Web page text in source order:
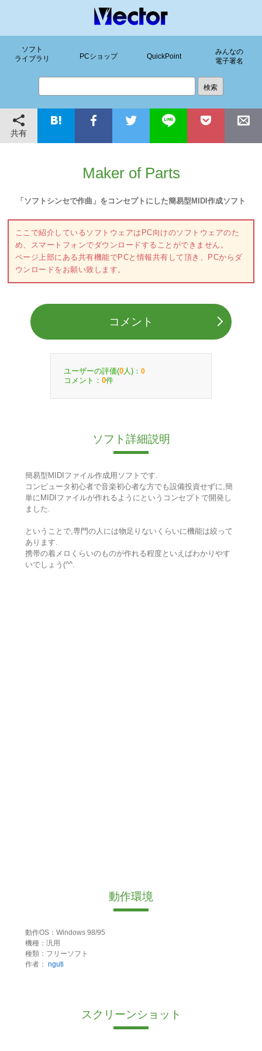
ソフト
ライブラリ
PCショップ QuickPoint
みんなの
電子署名
共有
Maker of Parts
「ソフトシンセで作曲」をコンセプトにした簡易型MIDI作成ソフト
ここで紹介しているソフトウェアはPC向けのソフトウェアのた
め、スマートフォンでダウンロードすることができません。
ページ上部にある共有機能でPCと情報共有して頂き、PCからダ
ウンロードをお願い致します。
コメント
ユーザーの評価(0 人)： 0
コメント： 0件
ソフト詳細説明
簡易型MIDIファイル作成用ソフトです.
コンピュータ初心者で音楽初心者な方でも設備投資せずに,簡
単にMIDIファイルが作れるようにというコンセプトで開発し
ました.
ということで,専門の人には物足りないくらいに機能は絞って
あります.
携帯の着メロくらいのものが作れる程度といえばわかりやす
いでしょう(^^.
動作環境
動作OS：Windows 98/95
機種：汎用
種類：フリーソフト
作者： nguti
スクリーンショット